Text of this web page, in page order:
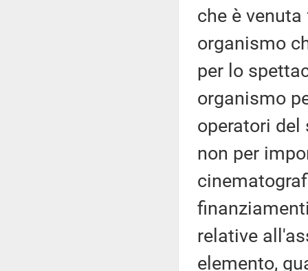
che è
organismo
per lo
organismo
operatori del
non per
relative
elemento,